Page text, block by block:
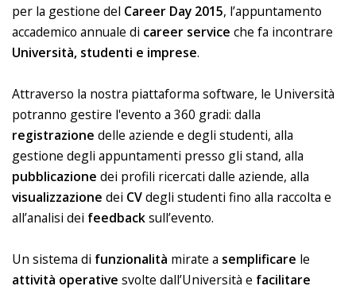
per la gestione del Career Day 2015, l’appuntamento
accademico annuale di career service che fa incontrare
Università, studenti e imprese.
Attraverso la nostra piattaforma software, le Università
potranno gestire l'evento a 360 gradi: dalla
registrazione delle aziende e degli studenti, alla
gestione degli appuntamenti presso gli stand, alla
pubblicazione dei profili ricercati dalle aziende, alla
visualizzazione dei CVdegli studenti fino alla raccolta e
all’analisi dei feedbacksull’evento.
Un sistema di funzionalità mirate a semplificare le
attività operative svolte dall’Università e facilitare